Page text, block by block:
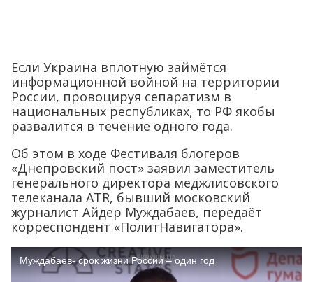
Если Украина вплотную займётся
информационной войной на территории
России, провоцируя сепаратизм в
национальных республиках, то РФ якобы
развалится в течение одного года.
Об этом в ходе Фестиваля блогеров
«Днепровский пост» заявил заместитель
генерального директора меджлисовского
телеканала ATR, бывший московский
журналист Айдер Муждабаев, передаёт
корреспондент «ПолитНавигатора».